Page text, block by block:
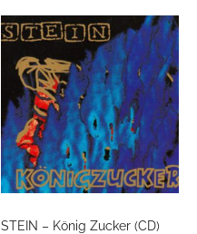
STEIN – König Zucker (CD)